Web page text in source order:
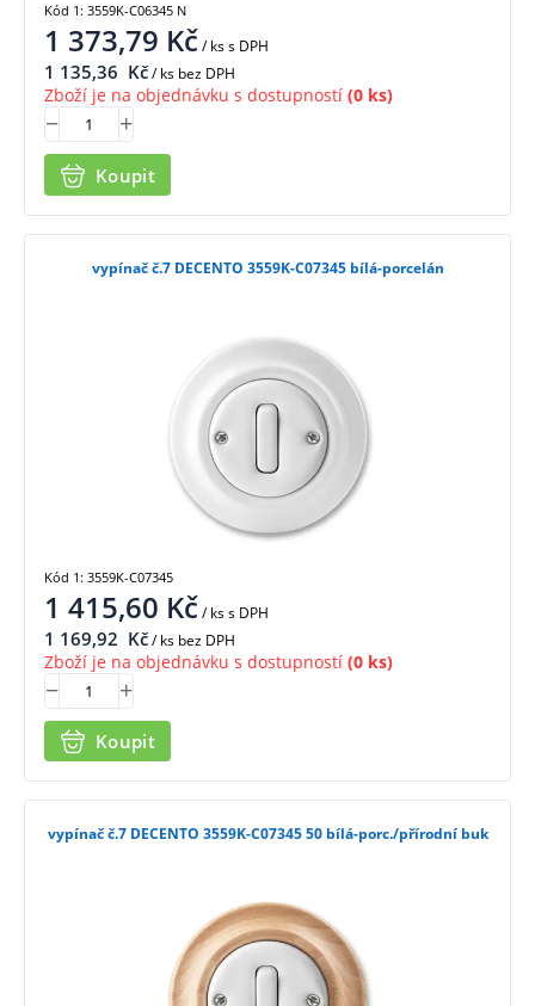
1 373,79 Kč/ kss DPH
1 135,36 Kč/ ks bez DPH
Zboží je na objednávku s dostupností (0 ks)
Koupit
Kód 1: 3559K-C06345 N
vypínač č.7 DECENTO 3559K-C07345 bílá-porcelán
1 415,60 Kč/ kss DPH
1 169,92 Kč/ ks bez DPH
Zboží je na objednávku s dostupností (0 ks)
Koupit
Kód 1: 3559K-C07345
vypínač č.7 DECENTO 3559K-C07345 50 bílá-porc./přírodní buk